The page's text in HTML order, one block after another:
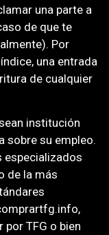
una parte a
de que te
Por
una entrada
de cualquier
institución
sobre su empleo.
especializados
de la más
TFG o bien